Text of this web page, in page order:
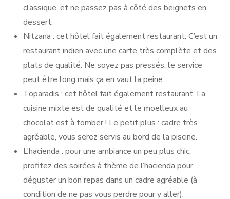
classique, et ne passez pas à côté des beignets en
dessert.
Nitzana : cet hôtel fait également restaurant. C’est un
restaurant indien avec une carte très complète et des
plats de qualité. Ne soyez pas pressés, le service
peut être long mais ça en vaut la peine.
Toparadis : cet hôtel fait également restaurant. La
cuisine mixte est de qualité et le moelleux au
chocolat est à tomber ! Le petit plus : cadre très
agréable, vous serez servis au bord de la piscine.
L’hacienda : pour une ambiance un peu plus chic,
profitez des soirées à thème de l’hacienda pour
déguster un bon repas dans un cadre agréable (à
condition de ne pas vous perdre pour y aller).